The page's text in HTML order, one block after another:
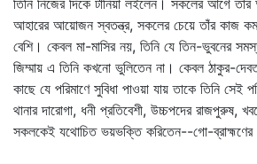
তিনি নিজের দিকে টানিয়া লইলেন। সকলের আগে
আহারের আয়োজন স্বতন্ত্র, সকলের চেয়ে তাঁর কাজ
বেশি। কেবল মা-মাসির নয়, তিনি যে তিন-ভুবনের
জিম্মায় এ তিনি কখনো ভুলিতেন না। কেবল ঠাকুর-
কাছে যে পরিমাণে সুবিধা পাওয়া যায় তাকে তিনি সেই
থানার দারোগা, ধনী প্রতিবেশী, উচ্চপদের রাজপুরুষ,
সকলকেই যথোচিত ভয়ভক্তি করিতেন--গো-